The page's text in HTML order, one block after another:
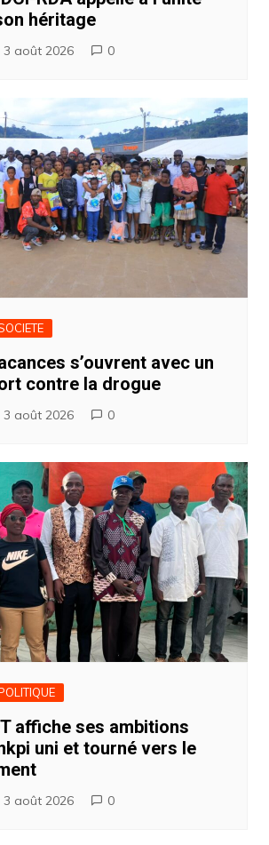
héritage
3 août 2026 0
s’ouvrent avec un
contre la drogue
3 août 2026 0
affiche ses ambitions
uni et tourné vers le
3 août 2026 0